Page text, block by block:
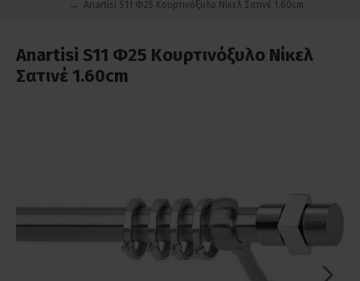
Anartisi S11 Φ25 Κουρτινόξυλο Νίκελ Σατινέ 1.60cm
Anartisi S11 Φ25 Κουρτινόξυλο Νίκελ
Σατινέ 1.60cm